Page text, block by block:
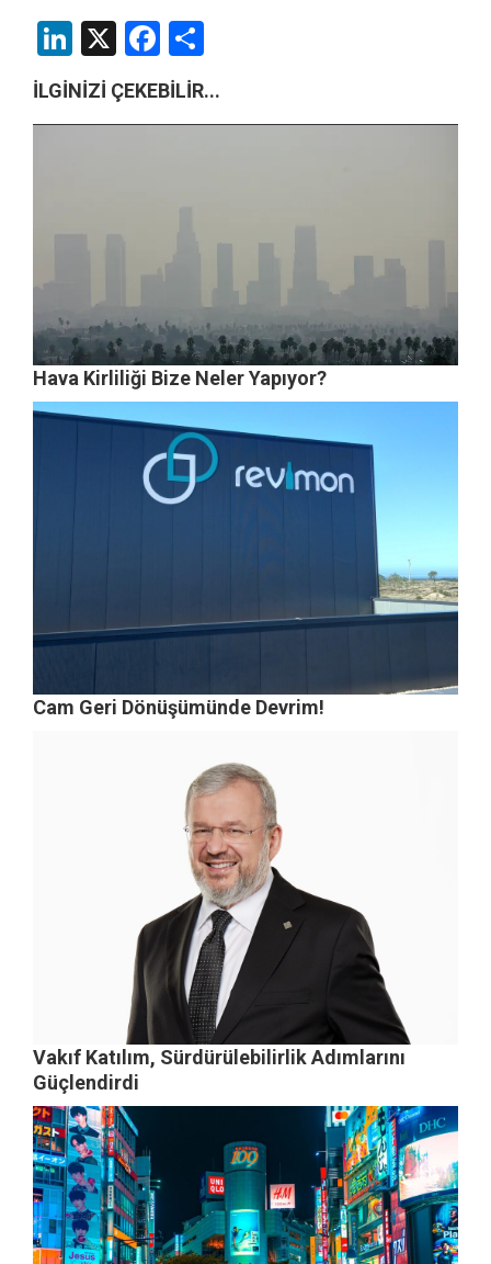
LinkedIn
X Facebook
İLGİNİZİ ÇEKEBİLİR...
Hava Kirliliği Bize Neler Yapıyor?
Cam Geri Dönüşümünde Devrim!
Vakıf Katılım, Sürdürülebilirlik Adımlarını
Güçlendirdi